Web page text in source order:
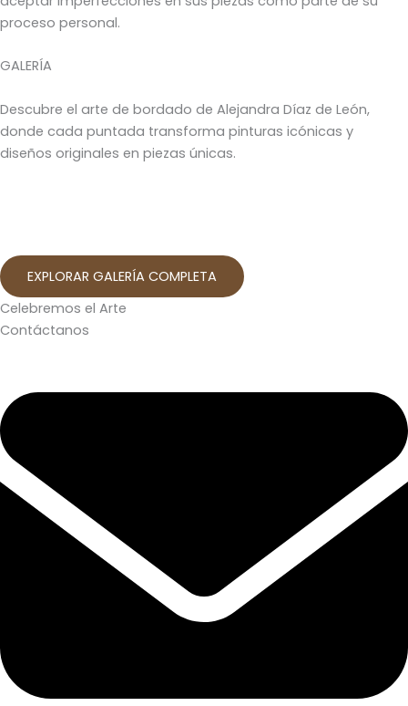
proceso personal.
GALERÍA
Descubre el arte de bordado de Alejandra Díaz de León,
donde cada puntada transforma pinturas icónicas y
diseños originales en piezas únicas.
EXPLORAR GALERÍA COMPLETA
Celebremos el Arte
Contáctanos